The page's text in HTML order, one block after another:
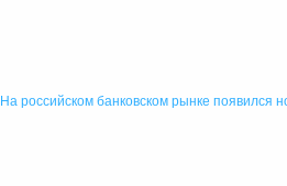
На российском банковском рынке появился